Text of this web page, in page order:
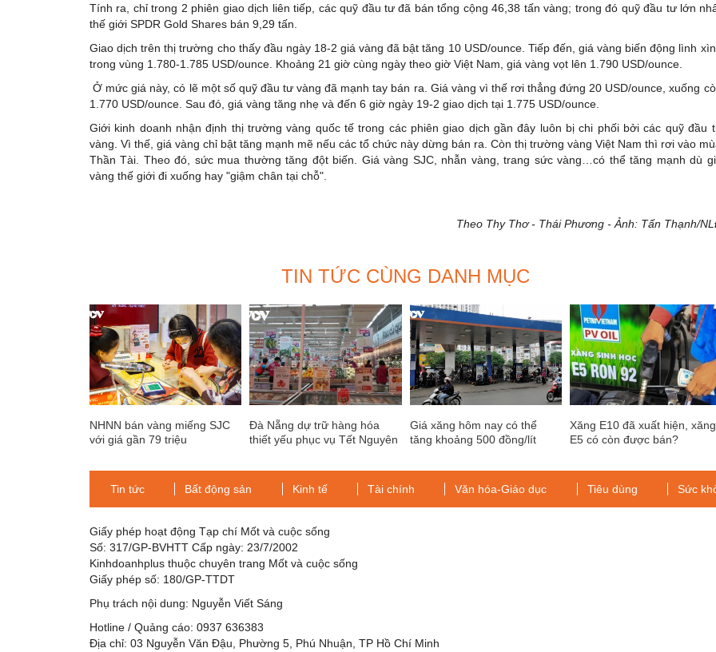
Tính ra, chỉ trong 2 phiên giao dịch liên tiếp, các quỹ đầu tư đã bán tổng cộng 46,38 tấn vàng; trong đó quỹ đầu tư lớn
thế giới SPDR Gold Shares bán 9,29 tấn.
Giao dịch trên thị trường cho thấy đầu ngày 18-2 giá vàng đã bật tăng 10 USD/ounce. Tiếp đến, giá vàng biến động lình
trong vùng 1.780-1.785 USD/ounce. Khoảng 21 giờ cùng ngày theo giờ Việt Nam, giá vàng vọt lên 1.790 USD/ounce.
Ở mức giá này, có lẽ một số quỹ đầu tư vàng đã mạnh tay bán ra. Giá vàng vì thế rơi thẳng đứng 20 USD/ounce, xuống
1.770 USD/ounce. Sau đó, giá vàng tăng nhẹ và đến 6 giờ ngày 19-2 giao dịch tại 1.775 USD/ounce.
Giới kinh doanh nhận định thị trường vàng quốc tế trong các phiên giao dịch gần đây luôn bị chi phối bởi các quỹ đầu
vàng. Vì thế, giá vàng chỉ bật tăng mạnh mẽ nếu các tổ chức này dừng bán ra. Còn thị trường vàng Việt Nam thì rơi vào
Thần Tài. Theo đó, sức mua thường tăng đột biến. Giá vàng SJC, nhẫn vàng, trang sức vàng…có thể tăng mạnh dù
vàng thế giới đi xuống hay "giậm chân tại chỗ".
Theo Thy Thơ - Thái Phương - Ảnh: Tấn Thạnh/
TIN TỨC CÙNG DANH MỤC
NHNN bán vàng miếng SJC
với giá gần 79 triệu
Đà Nẵng dự trữ hàng hóa
thiết yếu phục vụ Tết Nguyên
Giá xăng hôm nay có thể
tăng khoảng 500 đồng/lít
Xăng E10 đã xuất hiện, xăng
E5 có còn được bán?
Tin tức Bất động sản Kinh tế Tài chính Văn hóa-Giáo dục Tiêu dùng Sức
Giấy phép hoạt động Tạp chí Mốt và cuộc sống
Số: 317/GP-BVHTT Cấp ngày: 23/7/2002
Kinhdoanhplus thuộc chuyên trang Mốt và cuộc sống
Giấy phép số: 180/GP-TTDT
Phụ trách nội dung: Nguyễn Viết Sáng
Hotline / Quảng cáo: 0937 636383
Địa chỉ: 03 Nguyễn Văn Đậu, Phường 5, Phú Nhuận, TP Hồ Chí Minh